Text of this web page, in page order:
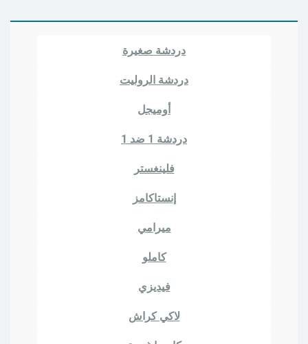
دردشة صغيرة
دردشة الروليت
أوميجل
دردشة 1 ضد 1
فلينغستر
إنستاكامز
ميرامي
كاملو
فيديزي
لاكي كراش